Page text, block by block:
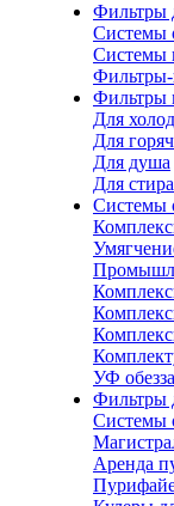
Фильтры
Системы
Системы
Фильтры-
Фильтры
Для
Для
Для душа
Для
Системы
УФ
Фильтры
Системы
Аренда